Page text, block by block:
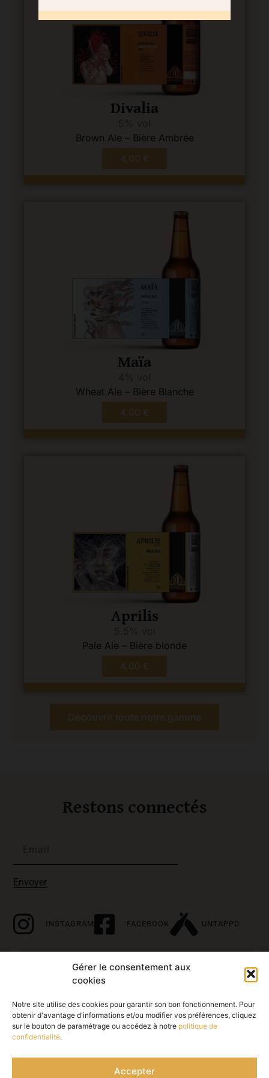
Gérer le consentement aux
cookies
Notre site utilise des cookies pour garantir son bon fonctionnement. Pour
obtenir d'avantage d'informations et/ou modifier vos préférences, cliquez
sur le bouton de paramétrage ou accédez à notre politique de
confidentialité.
Accepter
Divalia
Brown Ale – Bière Ambrée
4,00 €
Maïa
Wheat Ale – Bière Blanche
4,00 €
Aprilis
Pale Ale – Bière blonde
4,00 €
Découvrir toute notre gamme
Restons connectés
Envoyer
INSTAGRAM FACEBOOK UNTAPPD
À propos
Accueil
Histoire
Nos bières
Nos points de vente